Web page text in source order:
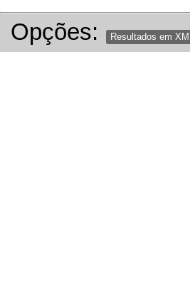
Opções: Resultados em XML